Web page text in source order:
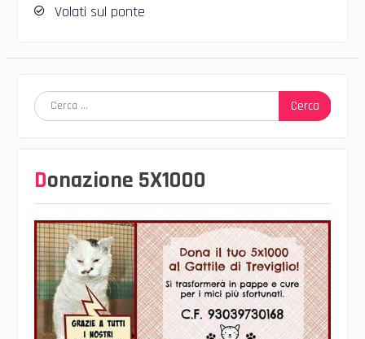
Volati sul ponte
Ricerca
per:
Donazione 5X1000